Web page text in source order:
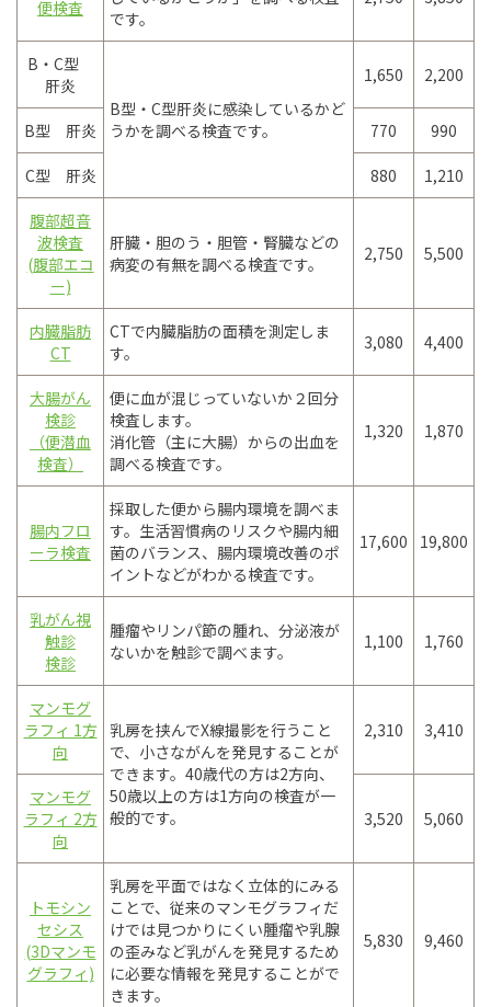
便検査
です。
B・C型
肝炎
B型・C型肝炎に感染しているかど
うかを調べる検査です。
1,650 2,200
B型 肝炎 770 990
C型 肝炎 880 1,210
腹部超音
波検査
(腹部エコ
ー)
肝臓・胆のう・胆管・腎臓などの
病変の有無を調べる検査です。
2,750 5,500
内臓脂肪
CT
CTで内臓脂肪の面積を測定しま
す。
3,080 4,400
大腸がん
検診
（便潜血
検査）
便に血が混じっていないか２回分
検査します。
消化管（主に大腸）からの出血を
調べる検査です。
1,320 1,870
腸内フロ
ーラ検査
採取した便から腸内環境を調べま
す。生活習慣病のリスクや腸内細
菌のバランス、腸内環境改善のポ
イントなどがわかる検査です。
17,600 19,800
乳がん視
触診
検診
腫瘤やリンパ節の腫れ、分泌液が
ないかを触診で調べます。
1,100 1,760
マンモグ
ラフィ 1方
向
乳房を挟んでX線撮影を行うこと
で、小さながんを発見することが
できます。40歳代の方は2方向、
50歳以上の方は1方向の検査が一
般的です。
2,310 3,410
マンモグ
ラフィ 2方
向
3,520 5,060
トモシン
セシス
(3Dマンモ
グラフィ)
乳房を平面ではなく立体的にみる
ことで、従来のマンモグラフィだ
けでは見つかりにくい腫瘤や乳腺
の歪みなど乳がんを発見するため
に必要な情報を発見することがで
きます。
5,830 9,460